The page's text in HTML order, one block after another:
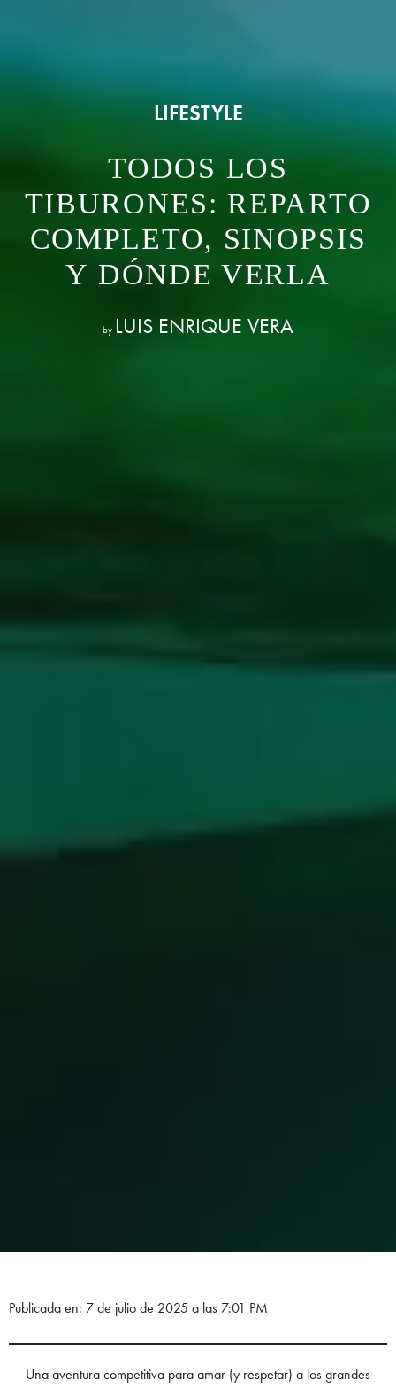
LIFESTYLE
TODOS LOS
TIBURONES: REPARTO
COMPLETO, SINOPSIS
Y DÓNDE VERLA
by LUIS ENRIQUE VERA
Publicada en: 7 de julio de 2025 a las 7:01 PM
Una aventura competitiva para amar (y respetar) a los grandes